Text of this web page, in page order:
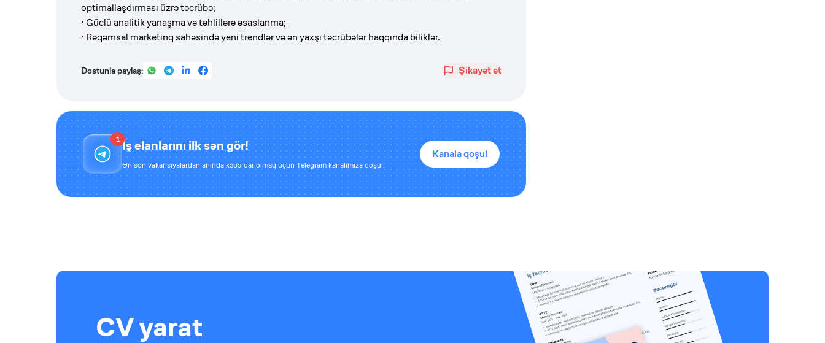
optimallaşdırması üzrə təcrübə;
· Güclü analitik yanaşma və təhlillərə əsaslanma;
· Rəqəmsal marketinq sahəsində yeni trendlər və ən yaxşı təcrübələr haqqında biliklər.
Dostunla paylaş: Şikayət et
1 İş elanlarını ilk sən gör!
Ən son vakansiyalardan anında xəbərdar olmaq üçün Telegram kanalımıza qoşul.
Kanala qoşul
CV yarat